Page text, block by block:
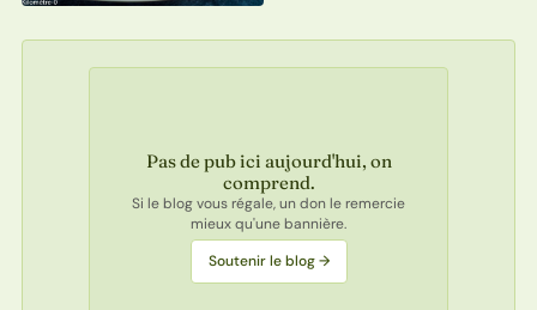
Pas de pub ici aujourd'hui, on
comprend.
Si le blog vous régale, un don le remercie
mieux qu'une bannière.
Soutenir le blog →